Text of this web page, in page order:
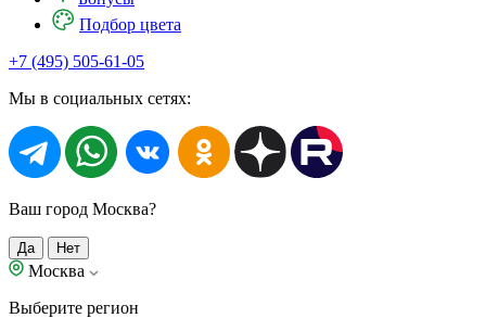
Подбор цвета
+7 (495) 505-61-05
Мы в социальных сетях:
Ваш город Москва?
Да Нет
Москва
Выберите регион